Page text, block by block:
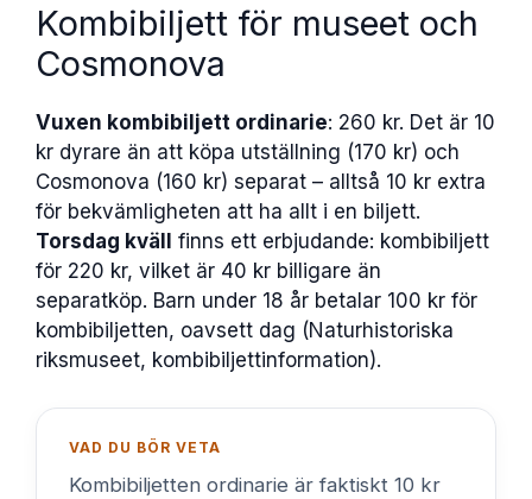
Kombibiljett för museet och
Cosmonova
Vuxen kombibiljett ordinarie: 260 kr. Det är 10
kr dyrare än att köpa utställning (170 kr) och
Cosmonova (160 kr) separat – alltså 10 kr extra
för bekvämligheten att ha allt i en biljett.
Torsdag kväll
finns ett erbjudande: kombibiljett
för 220 kr, vilket är 40 kr billigare än
separatköp. Barn under 18 år betalar 100 kr för
kombibiljetten, oavsett dag (Naturhistoriska
riksmuseet, kombibiljettinformation).
VAD DU BÖR VETA
Kombibiljetten ordinarie är faktiskt 10 kr